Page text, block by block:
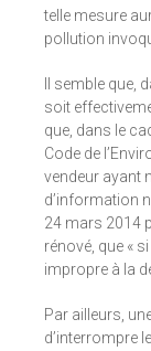
telle mesure
pollution
Il semble que,
soit
que, dans le
Code de
vendeur ayant
d’information
24 mars 2014
rénové, que «
impropre à la
Par ailleurs,
d’interrompre